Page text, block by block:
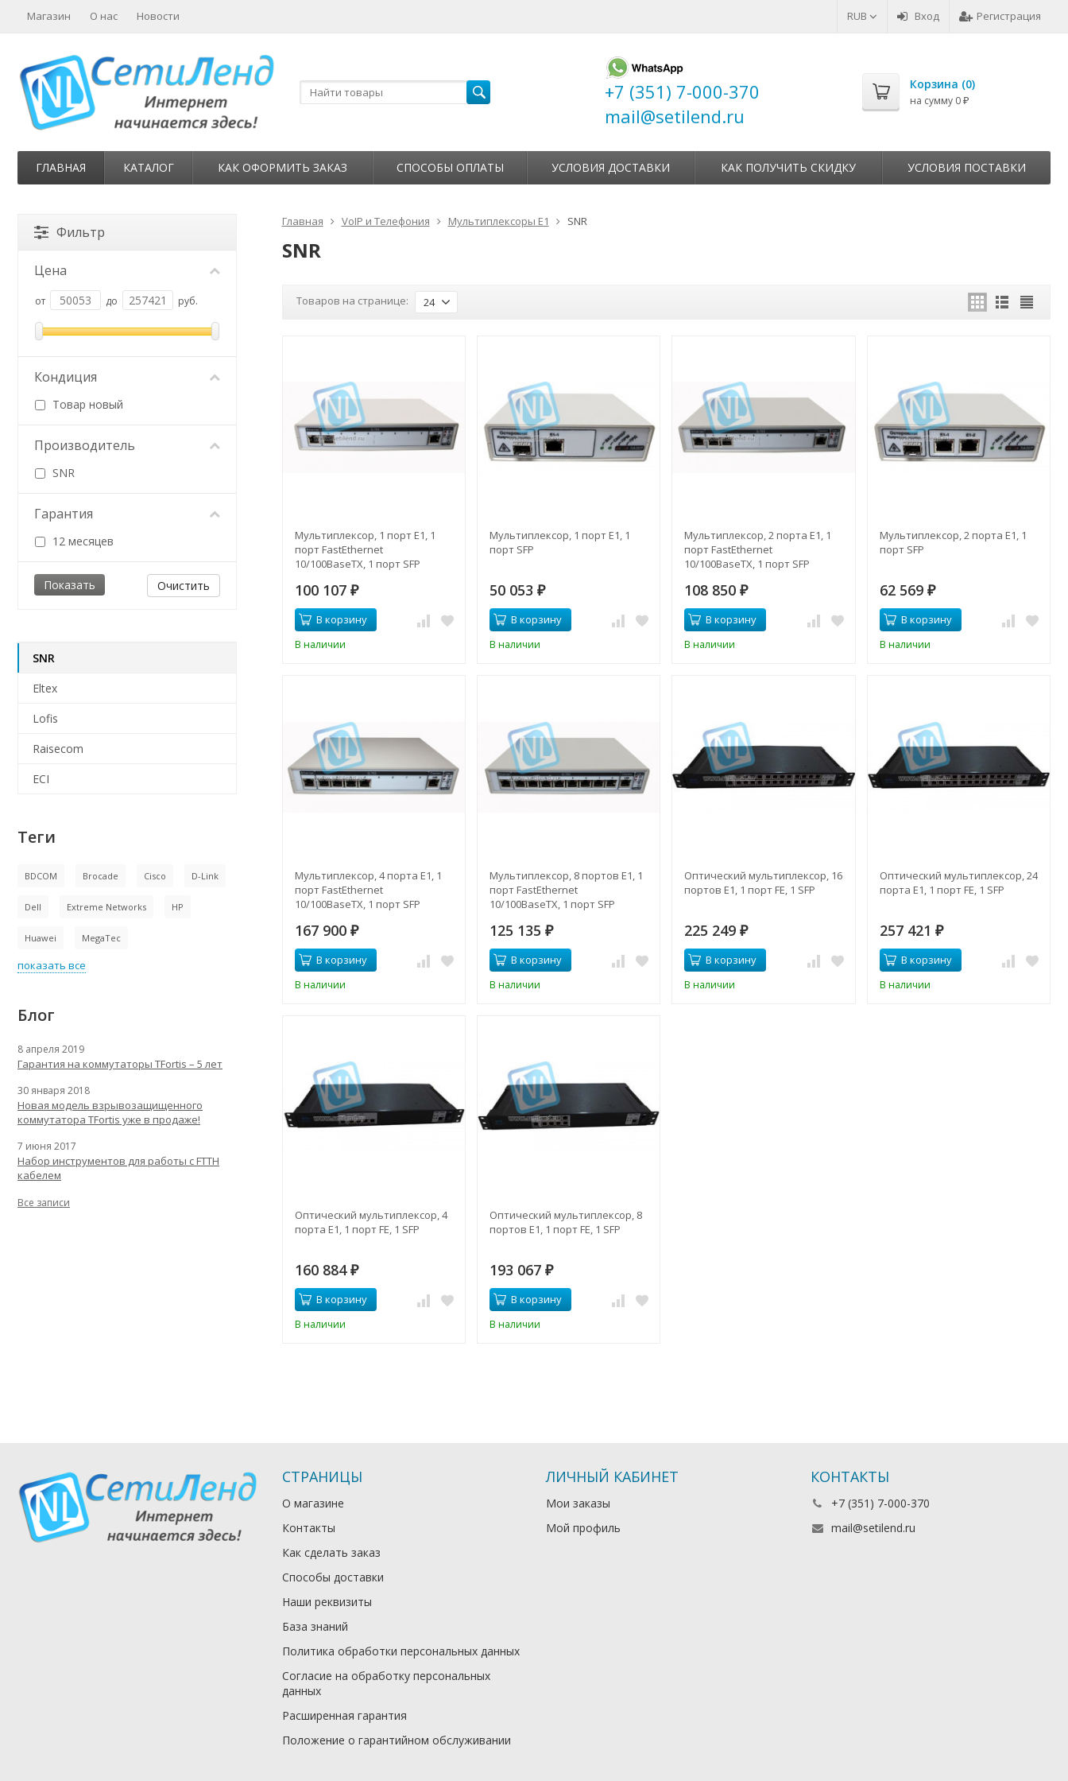
RUB Вход Регистрация
Магазин О нас Новости
+7 (351) 7-000-370
mail@setilend.ru
Корзина (0)
на сумму 0 ₽
ГЛАВНАЯ КАТАЛОГ КАК ОФОРМИТЬ ЗАКАЗ СПОСОБЫ ОПЛАТЫ УСЛОВИЯ ДОСТАВКИ КАК ПОЛУЧИТЬ СКИДКУ УСЛОВИЯ ПОСТАВКИ
Главная VoIP и Телефония Мультиплексоры Е1 SNR
SNR
Товаров на странице: 24
Мультиплексор, 1 порт E1, 1
порт FastEthernet
10/100BaseTX, 1 порт SFP
100 107 ₽
В корзину
В наличии
Мультиплексор, 1 порт E1, 1
порт SFP
50 053 ₽
В корзину
В наличии
Мультиплексор, 2 порта E1, 1
порт FastEthernet
10/100BaseTX, 1 порт SFP
108 850₽
В корзину
В наличии
Мультиплексор, 2 порта E1, 1
порт SFP
62 569 ₽
В корзину
В наличии
Мультиплексор, 4 порта E1, 1
порт FastEthernet
10/100BaseTX, 1 порт SFP
167 900 ₽
В корзину
В наличии
Мультиплексор, 8 портов E1, 1
порт FastEthernet
10/100BaseTX, 1 порт SFP
125 135 ₽
В корзину
В наличии
Оптический мультиплексор, 16
портов Е1, 1 порт FE, 1 SFP
225 249₽
В корзину
В наличии
Оптический мультиплексор, 24
порта Е1, 1 порт FE, 1 SFP
257 421 ₽
В корзину
В наличии
Оптический мультиплексор, 4
порта Е1, 1 порт FE, 1 SFP
160 884 ₽
В корзину
В наличии
Оптический мультиплексор, 8
портов Е1, 1 порт FE, 1 SFP
193 067 ₽
В корзину
В наличии
Фильтр
Цена
от до руб.
Кондиция
Товар новый
Производитель
SNR
Гарантия
12 месяцев
Очистить
SNR
Eltex
Lofis
Raisecom
ECI
Теги
BDCOM Brocade Cisco D-Link
Dell Extreme Networks HP
Huawei MegaTec
показать все
Блог
8 апреля 2019
Гарантия на коммутаторы TFortis – 5 лет
30 января 2018
Новая модель взрывозащищенного
коммутатора TFortis уже в продаже!
7 июня 2017
Набор инструментов для работы с FTTH
кабелем
Все записи
СТРАНИЦЫ
О магазине
Контакты
Как сделать заказ
Способы доставки
Наши реквизиты
База знаний
Политика обработки персональных данных
Согласие на обработку персональных
данных
Расширенная гарантия
Положение о гарантийном обслуживании
ЛИЧНЫЙ КАБИНЕТ
Мои заказы
Мой профиль
КОНТАКТЫ
+7 (351) 7-000-370
mail@setilend.ru